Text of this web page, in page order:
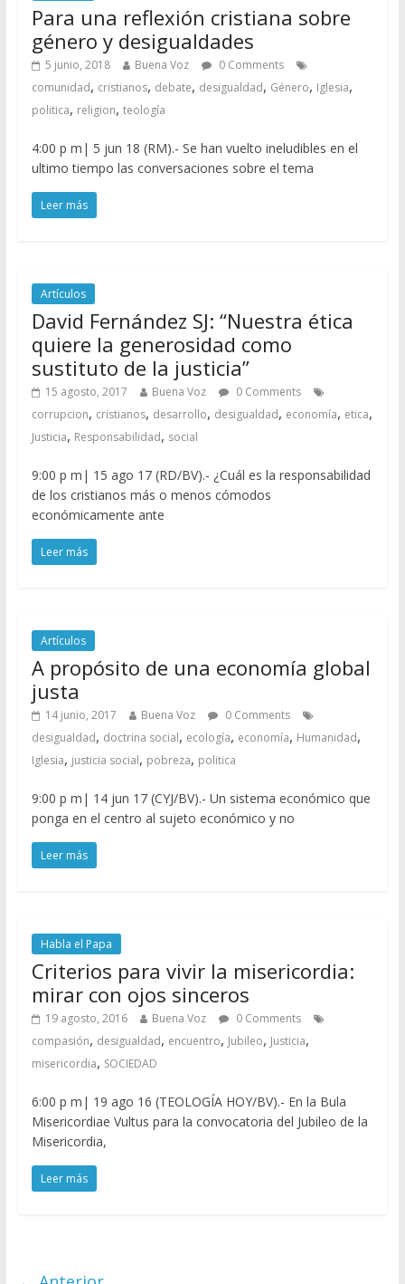
Para una reflexión cristiana sobre
género y desigualdades
5 junio, 2018 Buena Voz
0 Comments
comunidad, cristianos, debate, desigualdad, Género, Iglesia,
politica, religion, teología
4:00 p m| 5 jun 18 (RM).- Se han vuelto ineludibles en el
ultimo tiempo las conversaciones sobre el tema
Leer más
Artículos
David Fernández SJ: “Nuestra ética
quiere la generosidad como
sustituto de la justicia”
15 agosto, 2017 Buena Voz
0 Comments
corrupcion, cristianos, desarrollo, desigualdad, economía, etica,
Justicia, Responsabilidad, social
9:00 p m| 15 ago 17 (RD/BV).- ¿Cuál es la responsabilidad
de los cristianos más o menos cómodos
económicamente ante
Leer más
Artículos
A propósito de una economía global
justa
14 junio, 2017 Buena Voz
0 Comments
desigualdad, doctrina social, ecología, economía, Humanidad,
Iglesia, justicia social, pobreza, politica
9:00 p m| 14 jun 17 (CYJ/BV).- Un sistema económico que
ponga en el centro al sujeto económico y no
Leer más
Habla el Papa
Criterios para vivir la misericordia:
mirar con ojos sinceros
19 agosto, 2016 Buena Voz
0 Comments
compasión, desigualdad, encuentro, Jubileo, Justicia,
misericordia, SOCIEDAD
6:00 p m| 19 ago 16 (TEOLOGÍA HOY/BV).- En la Bula
Misericordiae Vultus para la convocatoria del Jubileo de la
Misericordia,
Leer más